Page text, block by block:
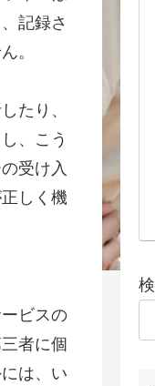
記録さ
。
たり、
、こう
受け入
しく機
ビスの
者に個
は、い